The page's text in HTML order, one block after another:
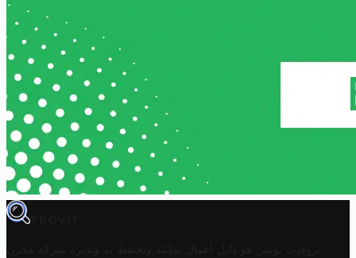
TROVIT
تروفيت تونس هو دليل أعمال تملكه وتحتفظ به وتديره
شركة مخزن